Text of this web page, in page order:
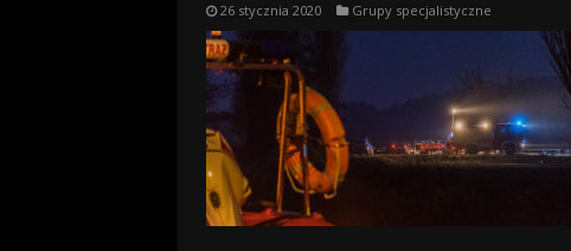
26 stycznia 2020 Grupy specjalistyczne